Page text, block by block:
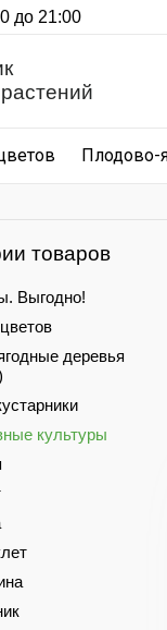
до 21:00
Плодово-
товаров
Выгодно!
деревья
культуры